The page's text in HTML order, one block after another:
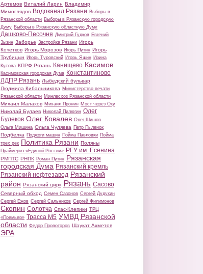
Артемов Виталий Ларин Владимир
Мимоглядов Водоканал Рязани Выборы в
Рязанской области Выборы в Рязанскую городскую
Думу Выборы в Рязанскую областную Думу
Дашково-Песочня Дмитрий Гудков Евгений
Зызин Заборье Застройка Рязани Игорь
Кочетков Игорь Морозов Игорь Путин Игорь
Трубицын Игорь Туровский Игорь Яшин Ирина
Кусова КПРФ Рязань Канищево Касимов
Касимовская городская Дума Константиново
ЛДПР Рязань Лыбедский бульвар
Людмила Кибальникова Министерство печати
Рязанской области Минлесхоз Рязанской области
Михаил Малахов Михаил Пронин Мост через Оку
Николай Булаев Николай Пилюгин Олег
Булеков Олег Ковалев Олег Шишов
Ольга Мишина Ольга Чуляева Петр Пыленок
Подбелка Поджоги машин Пойма Павловки Пойма
трех рек Политика Рязани Поляны
Праймериз «Единой России» РГУ им. Есенина
РМПТС РНПК Роман Путин Рязанская
городская Дума Рязанский кремль
Рязанский нефтезавод Рязанский
район Рязанский цирк Рязань Сасово
Северный обход Семен Сазонов Сергей Дудукин
Сергей Ежов Сергей Сальников Сергей Филимонов
Скопин Солотча Спас-Клепики ТРЦ
«Премьер» Трасса М5 УМВД Рязанской
области Федор Провоторов Шаукат Ахметов
ЭРА